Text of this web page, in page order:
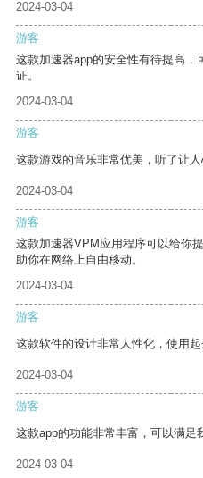
2024-03-04
游客
这款加速器app的安全性有待提高
证。
2024-03-04
游客
这款游戏的音乐非常优美，听了让人
2024-03-04
游客
这款加速器VPM应用程序可以给你
助你在网络上自由移动。
2024-03-04
游客
这款软件的设计非常人性化，使用起
2024-03-04
游客
这款app的功能非常丰富，可以满足
2024-03-04